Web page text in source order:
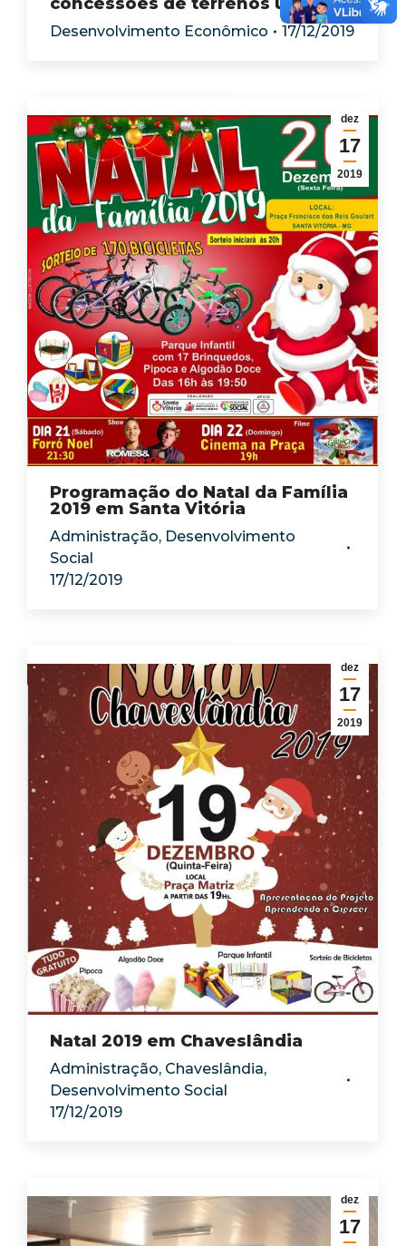
Desenvolvimento Econômico 17/12/2019
dez
17
2019
Programação do Natal da Família
2019 em Santa Vitória
Administração, Desenvolvimento
Social
17/12/2019
dez
17
2019
Natal 2019 em Chaveslândia
Administração, Chaveslândia,
Desenvolvimento Social
17/12/2019
dez
17